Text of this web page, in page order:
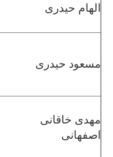
الهام حیدری
مسعود حیدری
مهدی خاقانی
اصفهانی